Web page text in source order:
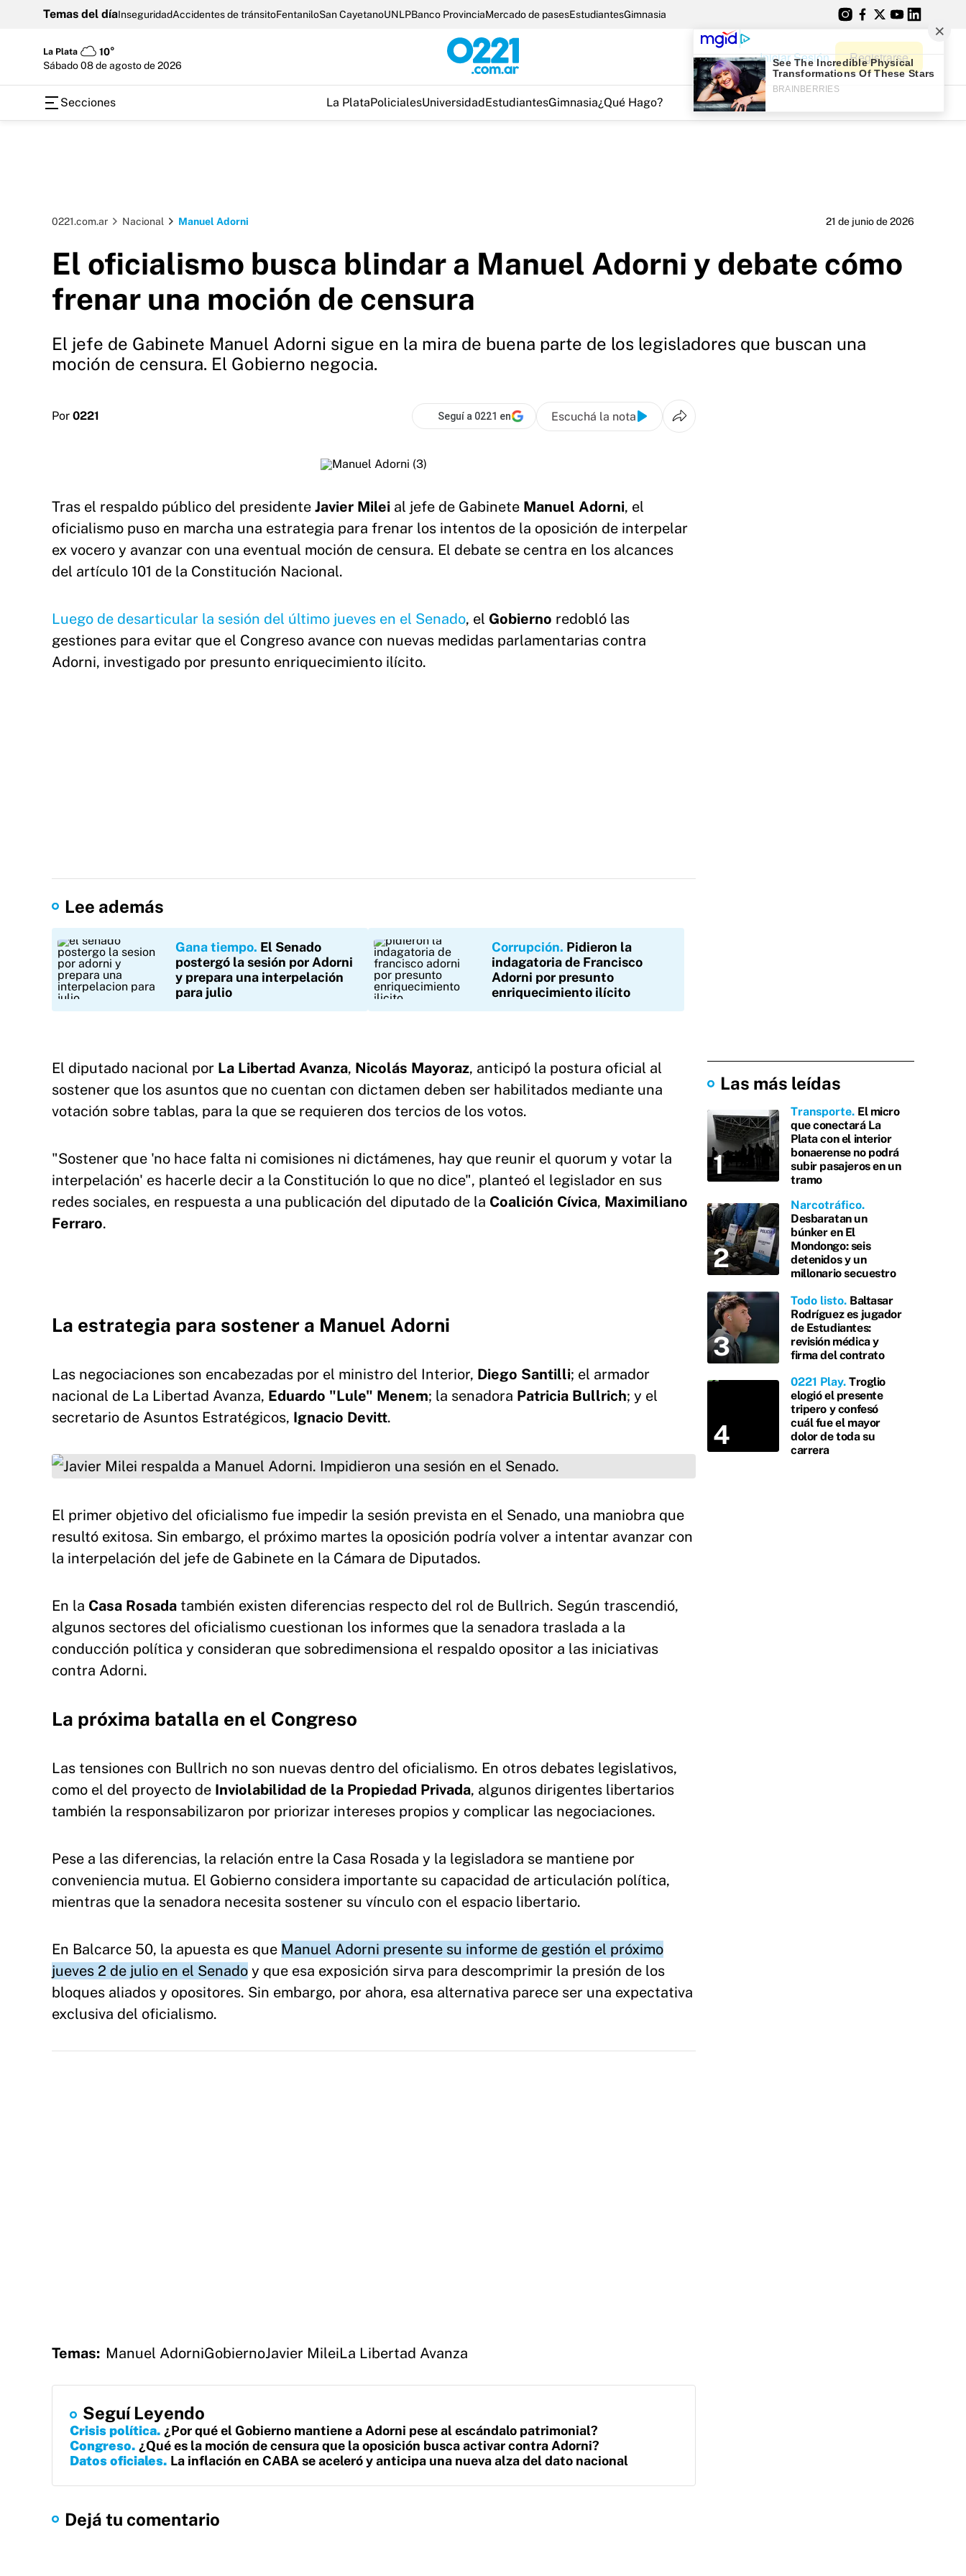
Temas del díaInseguridadAccidentes de tránsitoFentaniloSan CayetanoUNLPBanco ProvinciaMercado de pasesEstudiantesGimnasia
La Plata
10°
sábado 08 de agosto de 2026
Iniciar Sesión Registrarse
Secciones La PlataPolicialesUniversidadEstudiantesGimnasia¿Qué Hago?
0221.com.ar Nacional Manuel Adorni 21 de junio de 2026
El oficialismo busca blindar a Manuel Adorni y debate cómo
frenar una moción de censura
El jefe de Gabinete Manuel Adorni sigue en la mira de buena parte de los legisladores que buscan una
moción de censura. El Gobierno negocia.
Por 0221 Seguí a 0221 en Escuchá la nota
Tras el respaldo público del presidente Javier Milei al jefe de Gabinete Manuel Adorni, el
oficialismo puso en marcha una estrategia para frenar los intentos de la oposición de interpelar
ex vocero y avanzar con una eventual moción de censura. El debate se centra en los alcances
del artículo 101 de la Constitución Nacional.
Luego de desarticular la sesión del último jueves en el Senado, el Gobierno redobló las
gestiones para evitar que el Congreso avance con nuevas medidas parlamentarias contra
Adorni, investigado por presunto enriquecimiento ilícito.
Lee además
Gana tiempo El Senado
postergó la sesión por Adorni
y prepara una interpelación
para julio
Corrupción Pidieron la
indagatoria de Francisco
Adorni por presunto
enriquecimiento ilícito
El diputado nacional por La Libertad Avanza, Nicolás Mayoraz, anticipó la postura oficial al
sostener que los asuntos que no cuentan con dictamen deben ser habilitados mediante una
votación sobre tablas, para la que se requieren dos tercios de los votos.
"Sostener que 'no hace falta ni comisiones ni dictámenes, hay que reunir el quorum y votar la
interpelación' es hacerle decir a la Constitución lo que no dice", planteó el legislador en sus
redes sociales, en respuesta a una publicación del diputado de la Coalición Cívica, Maximiliano
Ferraro.
La estrategia para sostener a Manuel Adorni
Las negociaciones son encabezadas por el ministro del Interior, Diego Santilli; el armador
nacional de La Libertad Avanza, Eduardo "Lule" Menem; la senadora Patricia Bullrich; y el
secretario de Asuntos Estratégicos, Ignacio Devitt.
El primer objetivo del oficialismo fue impedir la sesión prevista en el Senado, una maniobra que
resultó exitosa. Sin embargo, el próximo martes la oposición podría volver a intentar avanzar con
la interpelación del jefe de Gabinete en la Cámara de Diputados.
En la Casa Rosada también existen diferencias respecto del rol de Bullrich. Según trascendió,
algunos sectores del oficialismo cuestionan los informes que la senadora traslada a la
conducción política y consideran que sobredimensiona el respaldo opositor a las iniciativas
contra Adorni.
La próxima batalla en el Congreso
Las tensiones con Bullrich no son nuevas dentro del oficialismo. En otros debates legislativos,
como el del proyecto de Inviolabilidad de la Propiedad Privada, algunos dirigentes libertarios
también la responsabilizaron por priorizar intereses propios y complicar las negociaciones.
Pese a las diferencias, la relación entre la Casa Rosada y la legisladora se mantiene por
conveniencia mutua. El Gobierno considera importante su capacidad de articulación política,
mientras que la senadora necesita sostener su vínculo con el espacio libertario.
En Balcarce 50, la apuesta es que Manuel Adorni presente su informe de gestión el próximo
jueves 2 de julio en el Senado y que esa exposición sirva para descomprimir la presión de los
bloques aliados y opositores. Sin embargo, por ahora, esa alternativa parece ser una expectativa
exclusiva del oficialismo.
Temas: Manuel AdorniGobiernoJavier MileiLa Libertad Avanza
Seguí Leyendo
Crisis política ¿Por qué el Gobierno mantiene a Adorni pese al escándalo patrimonial?
Congreso ¿Qué es la moción de censura que la oposición busca activar contra Adorni?
Datos oficiales La inflación en CABA se aceleró y anticipa una nueva alza del dato nacional
Dejá tu comentario
Las más leídas
Transporte El micro
que conectará La
Plata con el interior
bonaerense no podrá
subir pasajeros en un
tramo
Narcotráfico
Desbaratan un
búnker en El
Mondongo: seis
detenidos y un
millonario secuestro
Todo listo Baltasar
Rodríguez es jugador
de Estudiantes:
revisión médica y
firma del contrato
0221 Play Troglio
elogió el presente
tripero y confesó
cuál fue el mayor
dolor de toda su
carrera